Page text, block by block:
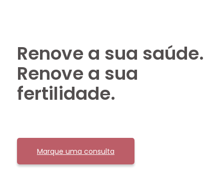
Renove a sua saúde.
Renove a sua
fertilidade.
Marque uma consulta